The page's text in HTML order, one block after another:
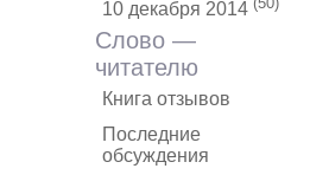
10 декабря 2014
Слово —
читателю
Книга отзывов
Последние
обсуждения